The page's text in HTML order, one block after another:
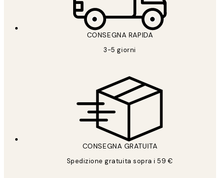
CONSEGNA RAPIDA
3-5 giorni
CONSEGNA GRATUITA
Spedizione gratuita sopra i 59 €